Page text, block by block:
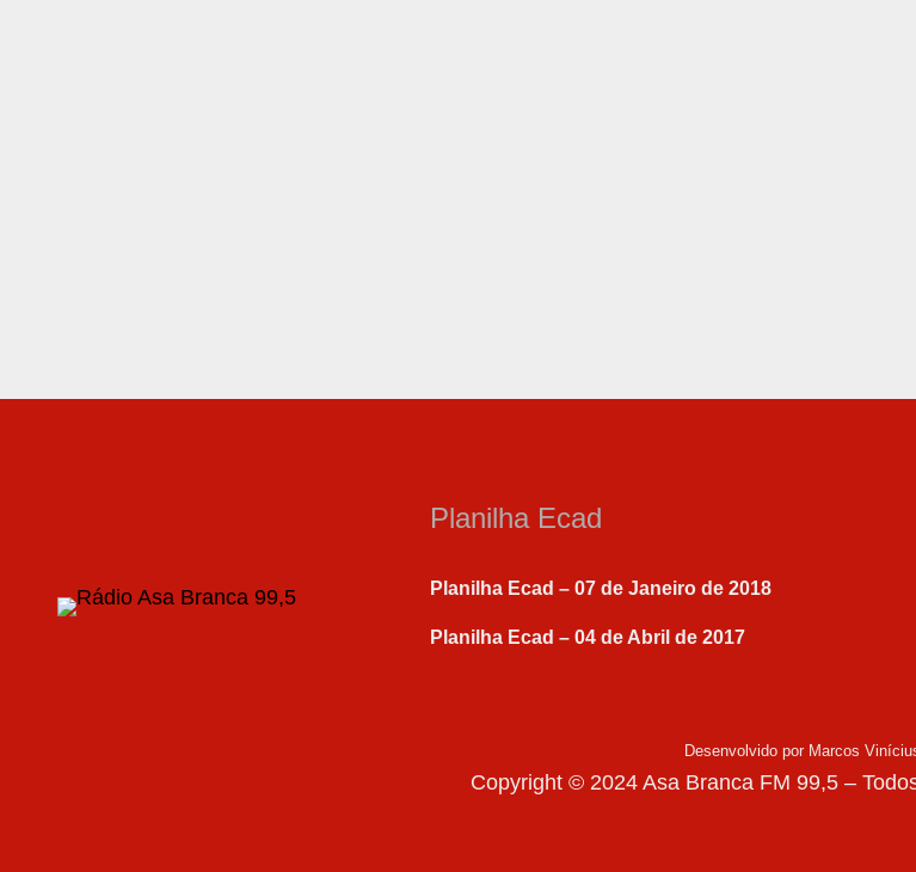
Planilha Ecad
Planilha Ecad – 07 de Janeiro de 2018
Planilha Ecad – 04 de Abril de 2017
Desenvolvido por Marcos
Copyright © 2024 Asa Branca FM 99,5 –